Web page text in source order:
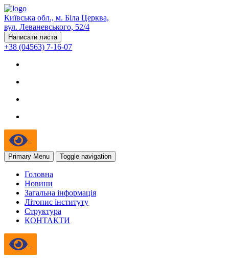
Київська обл., м. Біла Церква,
вул. Леваневського, 52/4
Написати листа
+38 (04563) 7-16-07
Primary Menu Toggle navigation
Головна
Новини
Загальна інформація
Літопис інституту
Структура
КОНТАКТИ